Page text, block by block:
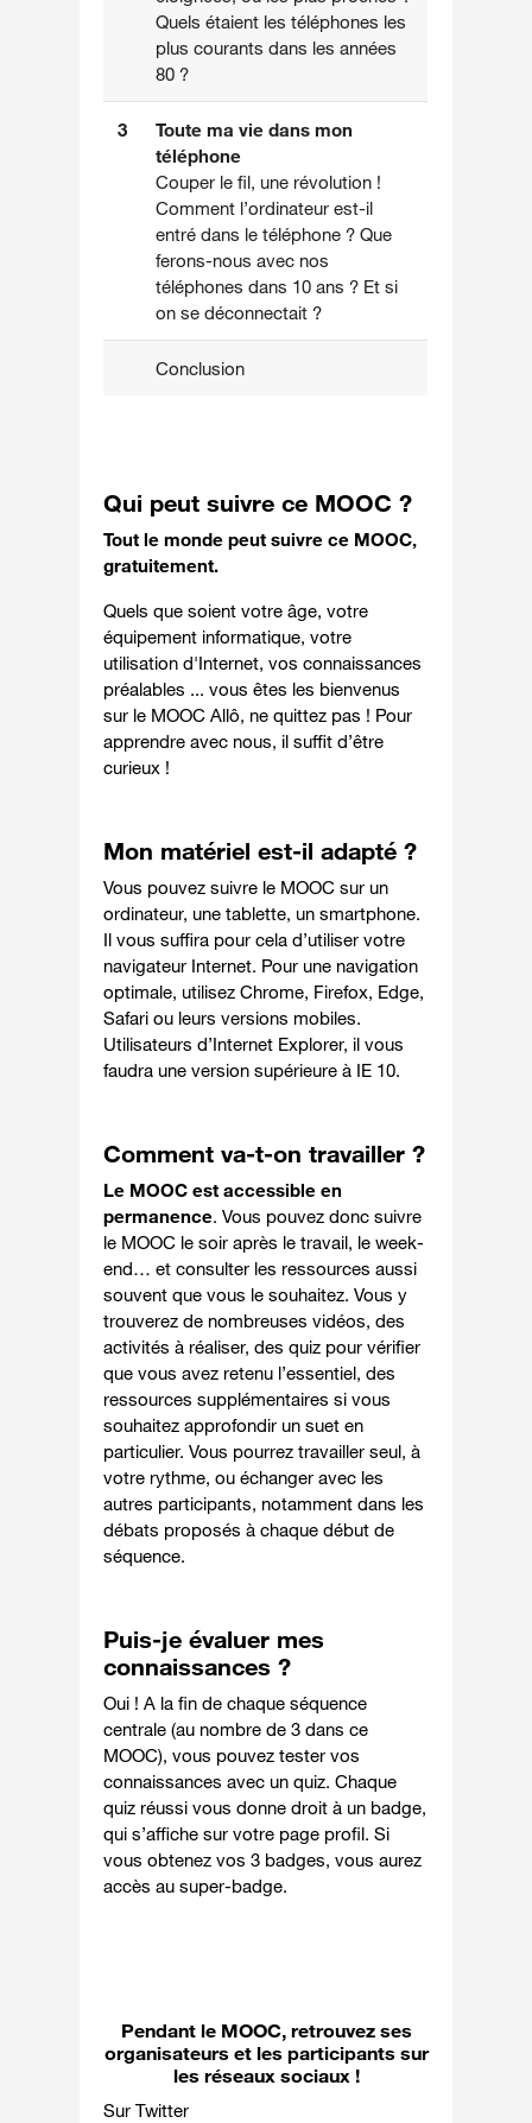
Quels étaient les téléphones les
plus courants dans les années
80 ?
3
Toute ma vie dans mon
téléphone
Couper le fil, une révolution !
Comment l’ordinateur est-il
entré dans le téléphone ? Que
ferons-nous avec nos
téléphones dans 10 ans ? Et si
on se déconnectait ?
Conclusion
Qui peut suivre ce MOOC ?
Tout le monde peut suivre ce MOOC,
gratuitement.
Quels que soient votre âge, votre
équipement informatique, votre
utilisation d'Internet, vos connaissances
préalables ... vous êtes les bienvenus
sur le MOOC Allô, ne quittez pas ! Pour
apprendre avec nous, il suffit d’être
curieux !
Mon matériel est-il adapté ?
Vous pouvez suivre le MOOC sur un
ordinateur, une tablette, un smartphone.
Il vous suffira pour cela d’utiliser votre
navigateur Internet. Pour une navigation
optimale, utilisez Chrome, Firefox, Edge,
Safari ou leurs versions mobiles.
Utilisateurs d’Internet Explorer, il vous
faudra une version supérieure à IE 10.
Comment va-t-on travailler ?
Le MOOC est accessible en
permanence. Vous pouvez donc suivre
le MOOC le soir après le travail, le week-
end… et consulter les ressources aussi
souvent que vous le souhaitez. Vous y
trouverez de nombreuses vidéos, des
activités à réaliser, des quiz pour vérifier
que vous avez retenu l’essentiel, des
ressources supplémentaires si vous
souhaitez approfondir un suet en
particulier. Vous pourrez travailler seul, à
votre rythme, ou échanger avec les
autres participants, notamment dans les
débats proposés à chaque début de
séquence.
Puis-je évaluer mes
connaissances ?
Oui ! A la fin de chaque séquence
centrale (au nombre de 3 dans ce
MOOC), vous pouvez tester vos
connaissances avec un quiz. Chaque
quiz réussi vous donne droit à un badge,
qui s’affiche sur votre page profil. Si
vous obtenez vos 3 badges, vous aurez
accès au super-badge.
Pendant le MOOC, retrouvez ses
organisateurs et les participants sur
les réseaux sociaux !
Sur Twitter